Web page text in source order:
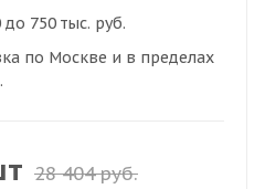
750 тыс. руб.
по Москве и в пределах
28 404руб.